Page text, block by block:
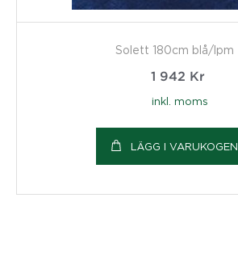
Solett 180cm blå/lpm
1 942 Kr
inkl. moms
LÄGG I VARUKOGEN